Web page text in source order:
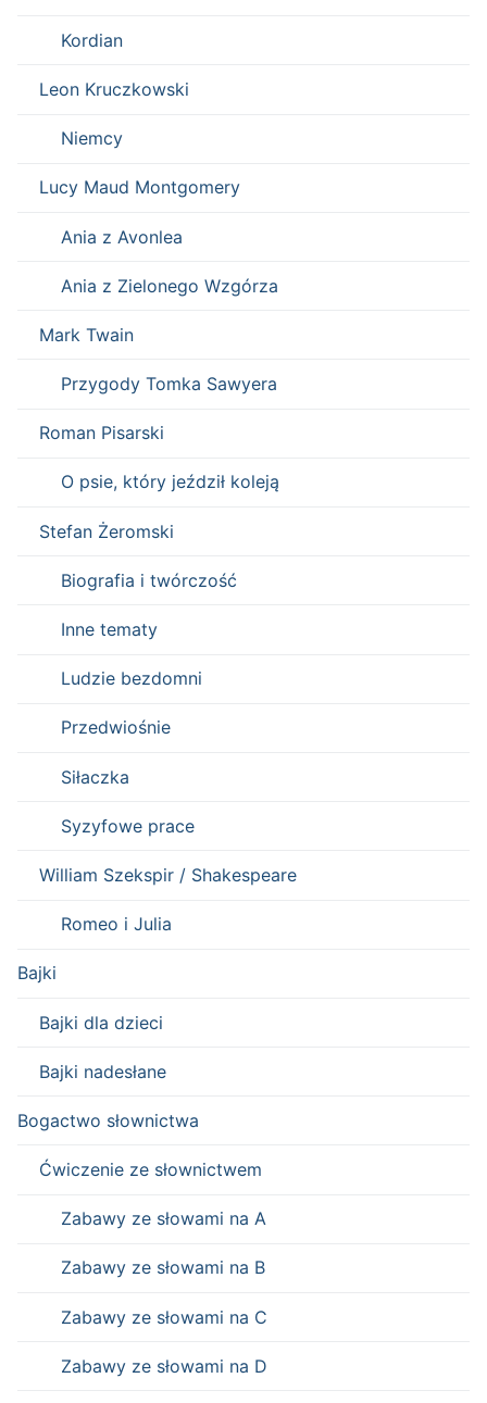
Kordian
Leon Kruczkowski
Niemcy
Lucy Maud Montgomery
Ania z Avonlea
Ania z Zielonego Wzgórza
Mark Twain
Przygody Tomka Sawyera
Roman Pisarski
O psie, który jeździł koleją
Stefan Żeromski
Biografia i twórczość
Inne tematy
Ludzie bezdomni
Przedwiośnie
Siłaczka
Syzyfowe prace
William Szekspir / Shakespeare
Romeo i Julia
Bajki
Bajki dla dzieci
Bajki nadesłane
Bogactwo słownictwa
Ćwiczenie ze słownictwem
Zabawy ze słowami na A
Zabawy ze słowami na B
Zabawy ze słowami na C
Zabawy ze słowami na D